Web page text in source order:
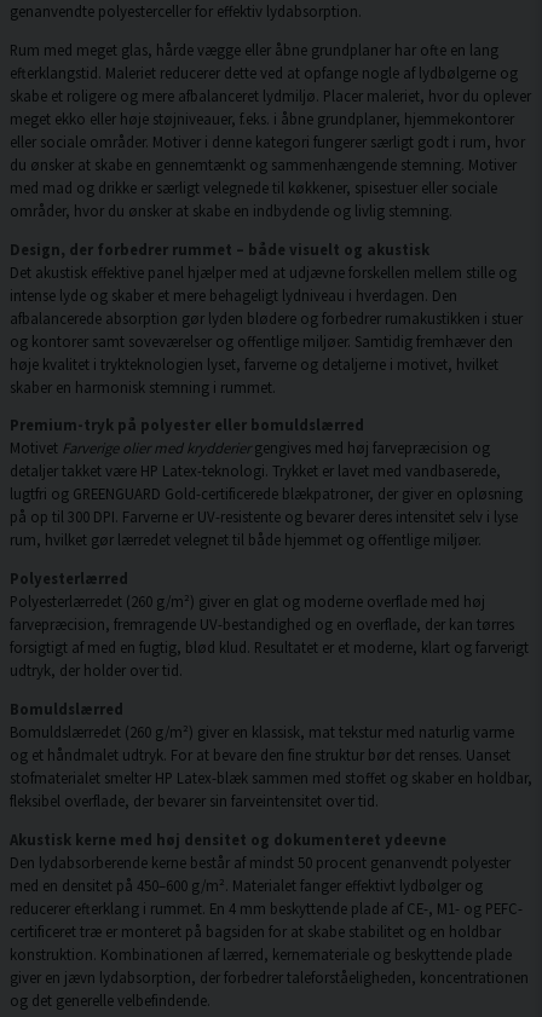
genanvendte polyesterceller for effektiv lydabsorption.
Rum med meget glas, hårde vægge eller åbne grundplaner har ofte en lang
efterklangstid. Maleriet reducerer dette ved at opfange nogle af lydbølgerne og
skabe et roligere og mere afbalanceret lydmiljø. Placer maleriet, hvor du oplever
meget ekko eller høje støjniveauer, f.eks. i åbne grundplaner, hjemmekontorer
eller sociale områder. Motiver i denne kategori fungerer særligt godt i rum, hvor
du ønsker at skabe en gennemtænkt og sammenhængende stemning. Motiver
med mad og drikke er særligt velegnede til køkkener, spisestuer eller sociale
områder, hvor du ønsker at skabe en indbydende og livlig stemning.
Design, der forbedrer rummet – både visuelt og akustisk
Det akustisk effektive panel hjælper med at udjævne forskellen mellem stille og
intense lyde og skaber et mere behageligt lydniveau i hverdagen. Den
afbalancerede absorption gør lyden blødere og forbedrer rumakustikken i stuer
og kontorer samt soveværelser og offentlige miljøer. Samtidig fremhæver den
høje kvalitet i trykteknologien lyset, farverne og detaljerne i motivet, hvilket
skaber en harmonisk stemning i rummet.
Premium-tryk på polyester eller bomuldslærred
Motivet Farverige olier med krydderiergengives med høj farvepræcision og
detaljer takket være HP Latex-teknologi. Trykket er lavet med vandbaserede,
lugtfri og GREENGUARD Gold-certificerede blækpatroner, der giver en opløsning
på op til 300 DPI. Farverne er UV-resistente og bevarer deres intensitet selv i lyse
rum, hvilket gør lærredet velegnet til både hjemmet og offentlige miljøer.
Polyesterlærred
Polyesterlærredet (260 g/m²) giver en glat og moderne overflade med høj
farvepræcision, fremragende UV-bestandighed og en overflade, der kan tørres
forsigtigt af med en fugtig, blød klud. Resultatet er et moderne, klart og farverigt
udtryk, der holder over tid.
Bomuldslærred
Bomuldslærredet (260 g/m²) giver en klassisk, mat tekstur med naturlig varme
og et håndmalet udtryk. For at bevare den fine struktur bør det renses. Uanset
stofmaterialet smelter HP Latex-blæk sammen med stoffet og skaber en holdbar,
fleksibel overflade, der bevarer sin farveintensitet over tid.
Akustisk kerne med høj densitet og dokumenteret ydeevne
Den lydabsorberende kerne består af mindst 50 procent genanvendt polyester
med en densitet på 450–600 g/m². Materialet fanger effektivt lydbølger og
reducerer efterklang i rummet. En 4 mm beskyttende plade af CE-, M1- og PEFC-
certificeret træ er monteret på bagsiden for at skabe stabilitet og en holdbar
konstruktion. Kombinationen af lærred, kernemateriale og beskyttende plade
giver en jævn lydabsorption, der forbedrer taleforståeligheden, koncentrationen
og det generelle velbefindende.